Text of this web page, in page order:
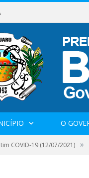
O
COVID-19 (12/07/2021) »